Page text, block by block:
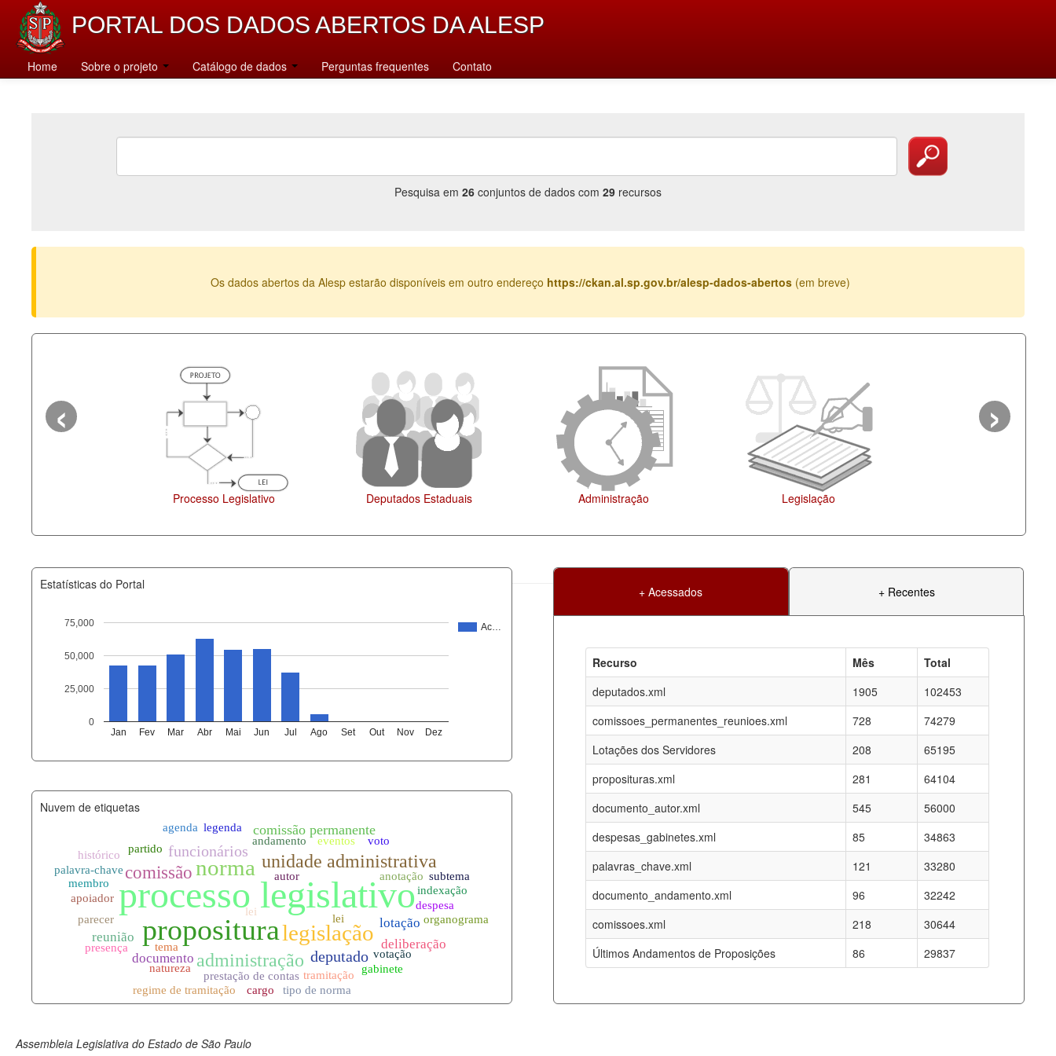
PORTAL DOS DADOS ABERTOS DA ALESP
Home Sobre o projeto Catálogo de dados Perguntas frequentes Contato
Pesquisa em 26 conjuntos de dados com 29 recursos
Os dados abertos da Alesp estarão disponíveis em outro endereço https://ckan.al.sp.gov.br/alesp-dados-abertos (em breve)
Deputados Estaduais Administração
‹ ›
Estatísticas do Portal
Ac…
Jan Fev Mar Abr Mai Jun Jul Ago Set Out Nov Dez
0
25,000
50,000
75,000
+ Acessados + Recentes
Recurso Mês
Total
deputados.xml
1905
102453
comissoes_permanentes_reunioes.xml
728
74279
Lotações dos Servidores
208
65195
proposituras.xml
281
64104
documento_autor.xml
545
56000
despesas_gabinetes.xml
85
34863
palavras_chave.xml
121
33280
documento_andamento.xml
96
32242
comissoes.xml
218
30644
Últimos Andamentos de Proposições
86 29837
documento_andamento_atual.xml
07-08-2026
agenda_eventos.xml
07-08-2026
comissoes_permanentes_votacoes.xml
documento_andamento.xml
07-08-2026
palavras_chave.xml
07-08-2026
legislacao_normas.xml
07-08-2026
legislacao_norma_anotacoes.xml
07-08-2026
Nuvem de etiquetas
Assembleia Legislativa do Estado de São Paulo